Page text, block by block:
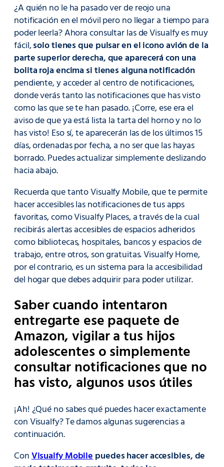
¿A quién no le ha pasado ver de reojo una
notificación en el móvil pero no llegar a tiempo para
poder leerla? Ahora consultar las de Visualfy es muy
fácil,solo tienes que pulsar en el icono avión de la
parte superior derecha, que aparecerá con una
bolita roja encima si tienes alguna notificación
pendiente, y acceder al centro de notificaciones,
donde verás tanto las notificaciones que has visto
como las que se te han pasado. ¡Corre, ese era el
aviso de que ya está lista la tarta del horno y no lo
has visto! Eso sí, te aparecerán las de los últimos 15
días, ordenadas por fecha, a no ser que las hayas
borrado. Puedes actualizar simplemente deslizando
hacia abajo.
Recuerda que tanto Visualfy Mobile, que te permite
hacer accesibles las notificaciones de tus apps
favoritas, como Visualfy Places, a través de la cual
recibirás alertas accesibles de espacios adheridos
como bibliotecas, hospitales, bancos y espacios de
trabajo, entre otros, son gratuitas. Visualfy Home,
por el contrario, es un sistema para la accesibilidad
del hogar que debes adquirir para poder utilizar.
Saber cuando intentaron
entregarte ese paquete de
Amazon, vigilar a tus hijos
adolescentes o simplemente
consultar notificaciones que no
has visto, algunos usos útiles
¡Ah! ¿Qué no sabes qué puedes hacer exactamente
con Visualfy? Te damos algunas sugerencias a
continuación.
ConVisualfy Mobilepuedes hacer accesibles, de